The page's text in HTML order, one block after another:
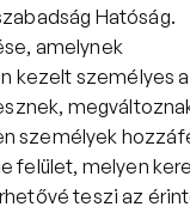
Hatóság.
amelynek
kezelt személyes
személyek
felület, melyen
teszi az